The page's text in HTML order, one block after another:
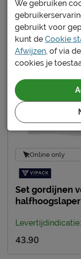
Elektrisch
bedbodem
Uitvoering
Kleur
Materiaal
Goed om te
Onderhoud
Garantie
Montage
Te gebruiken vanaf
leeftijd
Duurzaamheid
Duurzaam
Online only
Set gordijnen
43.90
We gebruiken
gebruikt voor
kunt de Cookie
Afwijzen, of via
cookies je